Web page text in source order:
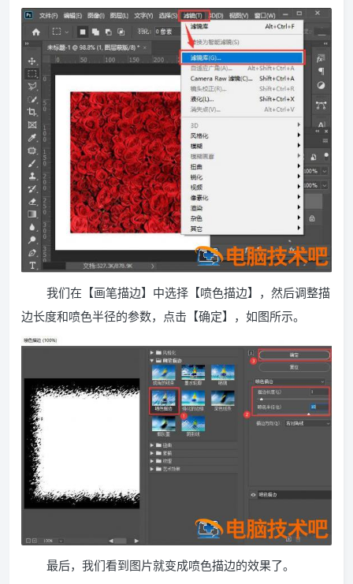
我们在【画笔描边】中选择【喷色描边】，然后调整描
边长度和喷色半径的参数，点击【确定】，如图所示。
最后，我们看到图片就变成喷色描边的效果了。